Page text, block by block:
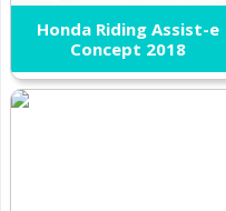
Honda Riding Assist-e
Concept 2018